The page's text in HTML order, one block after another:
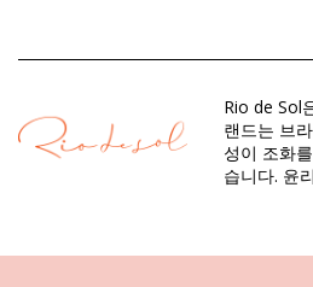
소재 구성: 84% Biodegradable
안감: 84% Biodegradable Nylon
자외선 차단: UPF 50+
패키지 포함 항목: 1 x 비키니 상
Rio de Sol
랜드는 브
성이 조화
습니다. 윤